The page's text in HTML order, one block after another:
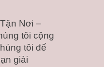
Nơi –
tôi cộng
tôi để
giải